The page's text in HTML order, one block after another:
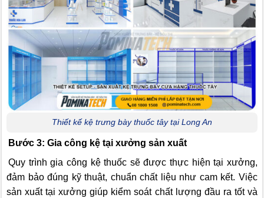
Thiết kế kệ trưng bày thuốc tây tại Long An
Bước 3: Gia công kệ tại xưởng sản xuất
Quy trình gia công kệ thuốc sẽ được thực hiện tại xưởng,
đảm bảo đúng kỹ thuật, chuẩn chất liệu như cam kết. Việc
sản xuất tại xưởng giúp kiểm soát chất lượng đầu ra tốt và